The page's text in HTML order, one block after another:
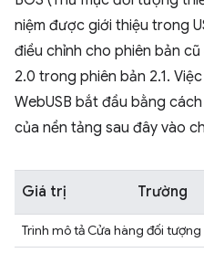
niệm được giới thiệu trong
điều chỉnh cho phiên bản
2.0 trong phiên bản 2.1.
WebUSB bắt đầu bằng
của nền tảng sau đây vào
Giá trị Trường
Trình mô tả Cửa hàng đối